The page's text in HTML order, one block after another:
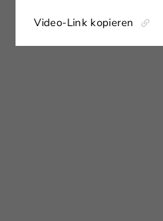
Video-Link kopieren